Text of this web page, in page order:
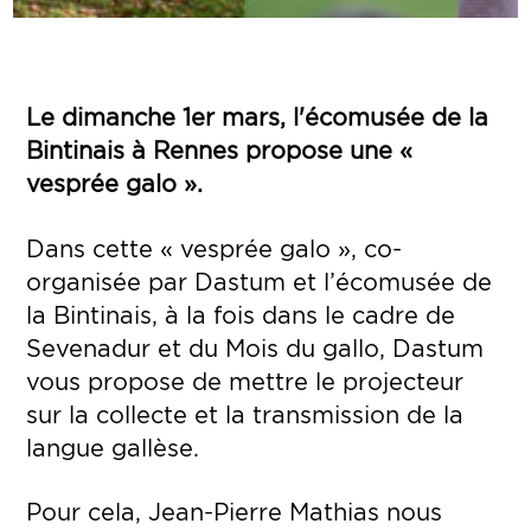
Le dimanche 1er mars, l'écomusée de la
Bintinais à Rennes propose une «
vesprée galo ».
Dans cette « vesprée galo », co-
organisée par Dastum et l’écomusée de
la Bintinais, à la fois dans le cadre de
Sevenadur et du Mois du gallo, Dastum
vous propose de mettre le projecteur
sur la collecte et la transmission de la
langue gallèse.
Pour cela, Jean-Pierre Mathias nous